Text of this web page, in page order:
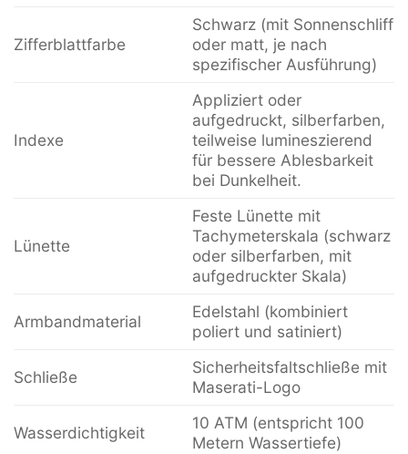
Zifferblattfarbe
Schwarz (mit Sonnenschliff
oder matt, je nach
spezifischer Ausführung)
Indexe
Appliziert oder
aufgedruckt, silberfarben,
teilweise lumineszierend
für bessere Ablesbarkeit
bei Dunkelheit.
Lünette
Feste Lünette mit
Tachymeterskala (schwarz
oder silberfarben, mit
aufgedruckter Skala)
Armbandmaterial
Edelstahl (kombiniert
poliert und satiniert)
Schließe
Sicherheitsfaltschließe mit
Maserati-Logo
Wasserdichtigkeit
10 ATM (entspricht 100
Metern Wassertiefe)